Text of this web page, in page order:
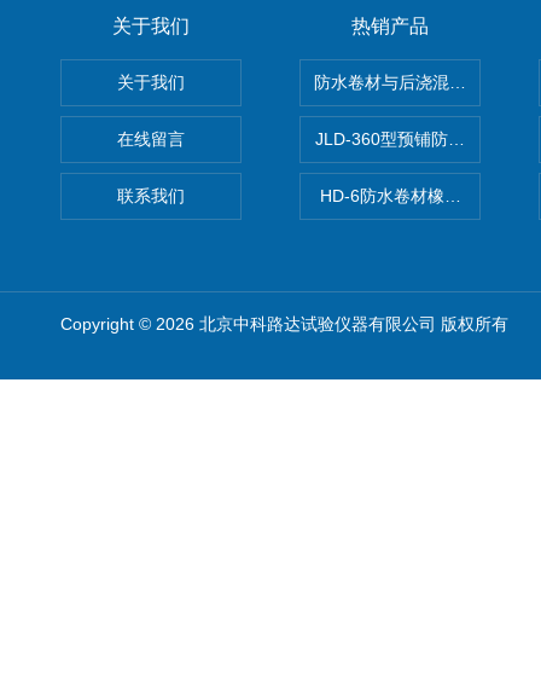
关于我们
关于我们
在线留言
联系我们
热销产品
防水卷材与后浇混凝土剥离强
JLD-360型预铺防水卷材抗冲
HD-6防水卷材橡胶测厚仪
Copyright © 2026 北京中科路达试验仪器有限公司 版权所有